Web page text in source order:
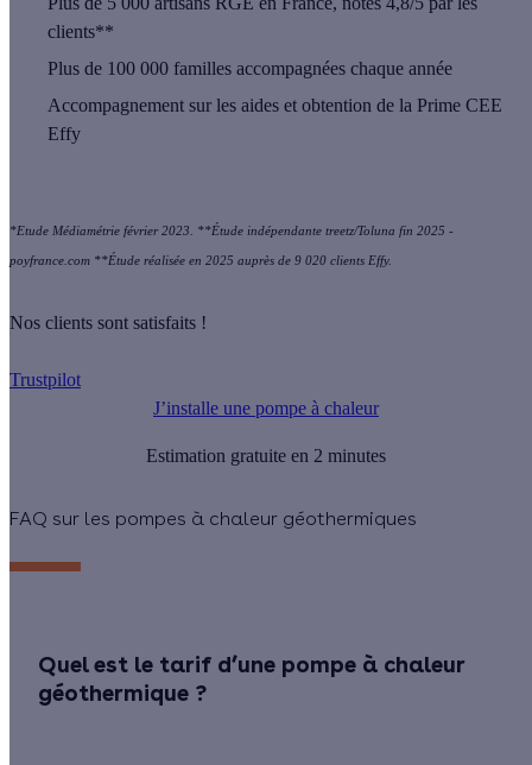
clients**
Plus de 100 000 familles accompagnées chaque année
Accompagnement sur les aides et obtention de la Prime CEE
Effy
*Etude Médiamétrie février 2023. **Étude indépendante treetz/Toluna fin 2025 -
poyfrance.com **Étude réalisée en 2025 auprès de 9 020 clients Effy.
Nos clients sont satisfaits !
Trustpilot
J’installe une pompe à chaleur
Estimation gratuite en 2 minutes
FAQ sur les pompes à chaleur géothermiques
Quel est le tarif d’une pompe à chaleur
géothermique ?